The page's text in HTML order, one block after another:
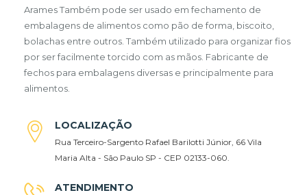
Arames Também pode ser usado em fechamento de
embalagens de alimentos como pão de forma, biscoito,
bolachas entre outros. Também utilizado para organizar fios
por ser facilmente torcido com as mãos. Fabricante de
fechos para embalagens diversas e principalmente para
alimentos.
LOCALIZAÇÃO
Rua Terceiro-Sargento Rafael Barilotti Júnior, 66 Vila
Maria Alta - São Paulo SP - CEP 02133-060.
ATENDIMENTO